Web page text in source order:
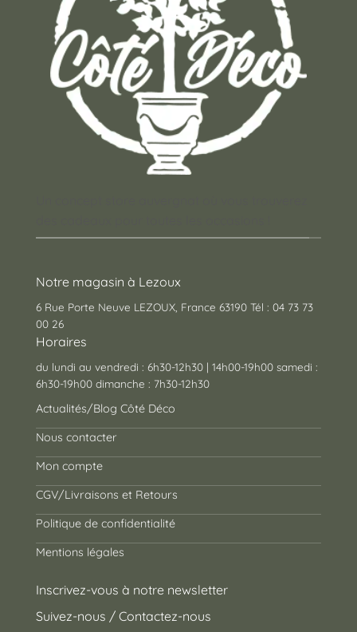
Notre magasin à Lezoux
6 Rue Porte Neuve LEZOUX, France 63190 Tél : 04 73 73
00 26
Horaires
du lundi au vendredi : 6h30-12h30 | 14h00-19h00 samedi :
6h30-19h00 dimanche : 7h30-12h30
Actualités/Blog Côté Déco
Nous contacter
Mon compte
CGV/Livraisons et Retours
Politique de confidentialité
Mentions légales
Inscrivez-vous à notre newsletter
Suivez-nous / Contactez-nous